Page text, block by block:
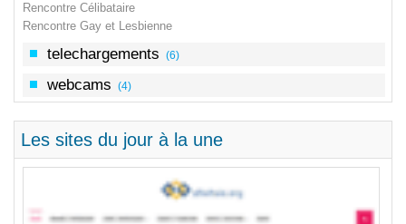
Rencontre Célibataire
Rencontre Gay et Lesbienne
telechargements (6)
webcams (4)
Les sites du jour à la une